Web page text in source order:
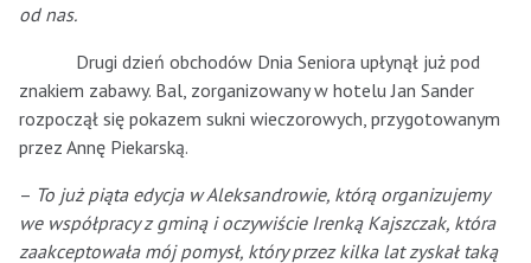
od nas.
Drugi dzień obchodów Dnia Seniora upłynął już pod
znakiem zabawy. Bal, zorganizowany w hotelu Jan Sander
rozpoczął się pokazem sukni wieczorowych, przygotowanym
przez Annę Piekarską.
– To już piąta edycja w Aleksandrowie, którą organizujemy
we współpracy z gminą i oczywiście Irenką Kajszczak, która
zaakceptowała mój pomysł, który przez kilka lat zyskał taką